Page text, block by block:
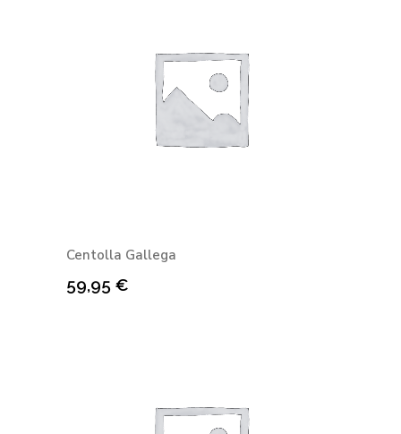
Centolla Gallega
59,95 €